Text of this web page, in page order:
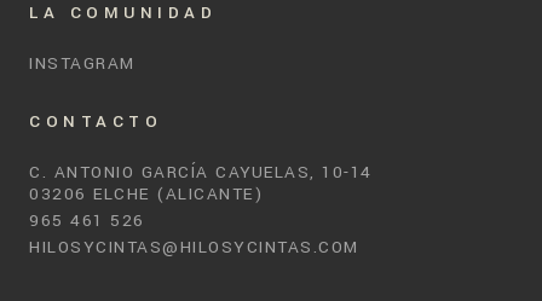
LA COMUNIDAD
INSTAGRAM
CONTACTO
C. ANTONIO GARCÍA CAYUELAS, 10-14
03206 ELCHE (ALICANTE)
965 461 526
HILOSYCINTAS@HILOSYCINTAS.COM